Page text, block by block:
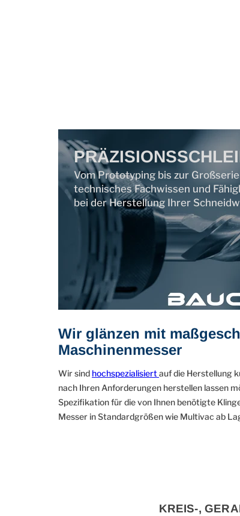
Vom Prototyping bis zur
technisches Fachwissen und
bei der Herstellung Ihrer
Wir glänzen mit
Maschinenmesser
Wir sind hochspezialisiertauf die Herstellung
nach Ihren Anforderungen herstellen lassen
Spezifikation für die von Ihnen benötigte
Messer in Standardgrößen wie Multivac ab
KREIS-,